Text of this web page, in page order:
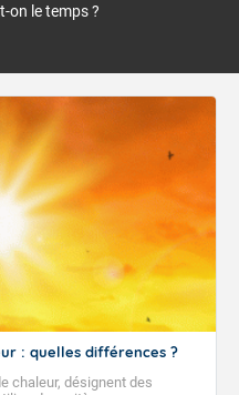
on le temps ?
: quelles différences ?
chaleur, désignent des